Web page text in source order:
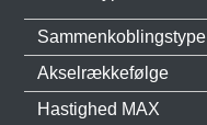
Sammenkoblingstype
Akselrækkefølge
Hastighed MAX